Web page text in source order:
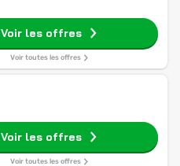
Voir les offres
Voir toutes les offres
Voir les offres
Voir toutes les offres